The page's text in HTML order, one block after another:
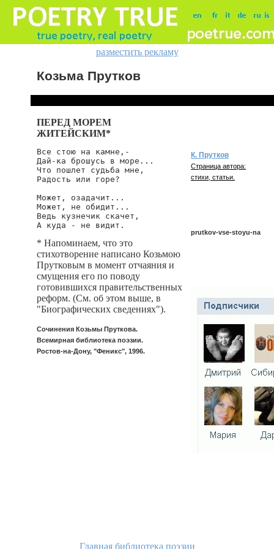
разместить рекламу
Козьма Прутков
ПЕРЕД МОРЕМ
ЖИТЕЙСКИМ*
Все стою на камне,-
Дай-ка брошусь в море...
Что пошлет судьба мне,
Радость или горе?
Может, озадачит...
Может, не обидит...
Ведь кузнечик скачет,
* Напоминаем, что это
стихотворение написано Козьмою
Прутковым в момент отчаяния и
смущения его по поводу
готовившихся правительственных
реформ. (См. об этом выше, в
"Биографических сведениях").
Сочинения Козьмы Пруткова.
Всемирная библиотека поэзии.
Ростов-на-Дону, "Феникс", 1996.
К. Прутков
Страница автора:
стихи, статьи.
prutkov-vse-stoyu-na
Главная библиотека поэзии